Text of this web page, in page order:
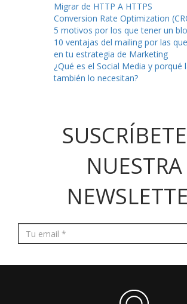
Migrar de HTTP A HTTPS
Conversion Rate Optimization
5 motivos por los que tener un
10 ventajas del mailing por las
en tu estrategia de Marketing
¿Qué es el Social Media y porqué
también lo necesitan?
NUESTRA